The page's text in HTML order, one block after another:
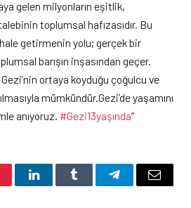
gelen milyonların eşitlik,
toplumsal hafızasıdır. Bu
getirmenin yolu; gerçek bir
barışın inşasından geçer.
ortaya koyduğu çoğulcu ve
mümkündür.Gezi’de yaşamını
anıyoruz. #Gezi13yaşında”
LinkedInTumblr TelegramEmail